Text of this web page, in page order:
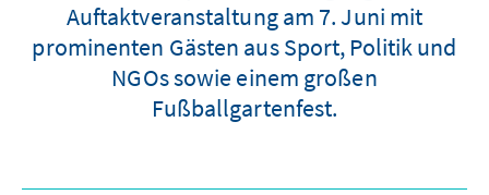
Auftaktveranstaltung am 7. Juni mit
prominenten Gästen aus Sport, Politik und
NGOs sowie einem großen
Fußballgartenfest.